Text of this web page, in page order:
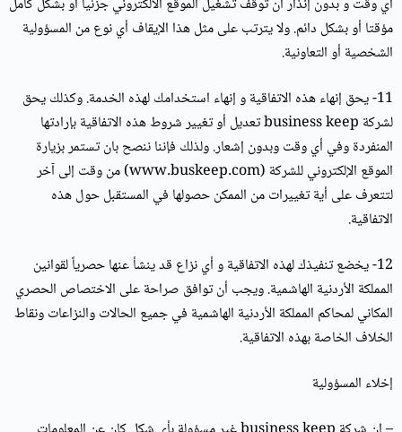
أي وقت و بدون إنذار أن توقف تشغيل الموقع الالكتروني جزئياً أو بشكل كامل
مؤقتا أو بشكل دائم. ولا يترتب على مثل هذا الإيقاف أي نوع من المسؤولية
الشخصية أو التعاونية.
11- يحق إنهاء هذه الاتفاقية و إنهاء استخدامك لهذه الخدمة. وكذلك يحق
لشركة business keep تعديل أو تغيير شروط هذه الاتفاقية بإرادتها
المنفردة وفي أي وقت وبدون إشعار. ولذلك فإننا ننصح بان تستمر بزيارة
الموقع الإلكتروني للشركة (www.buskeep.com) من وقت إلى آخر
لتتعرف على أية تغييرات من الممكن حصولها في المستقبل حول هذه
الاتفاقية.
12- يخضع تنفيذك لهذه الاتفاقية و أي نزاع قد ينشأ عنها حصرياً لقوانين
المملكة الأردنية الهاشمية. ويجب أن توافق صراحة على الاختصاص الحصري
المكاني لمحاكم المملكة الأردنية الهاشمية في جميع الحالات والنزاعات ونقاط
الخلاف الخاصة بهذه الاتفاقية.
إخلاء المسؤولية